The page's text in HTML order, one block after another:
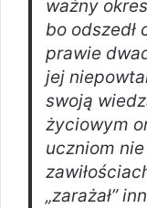
ważny
bo odszedł
prawie
jej
swoją
życiowym
uczniom
„zarażał”